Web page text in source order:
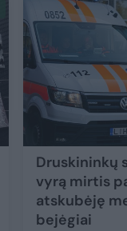
Druskininkų
vyrą mirtis
atskubėję
bejėgiai